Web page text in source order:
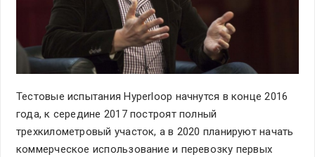
Тестовые испытания Hyperloop начнутся в конце 2016
года, к середине 2017 построят полный
трехкилометровый участок, а в 2020 планируют начать
коммерческое использование и перевозку первых